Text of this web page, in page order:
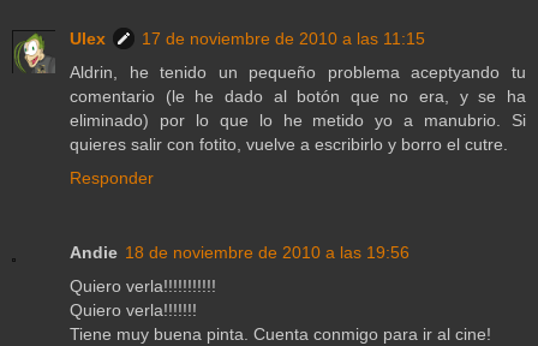
Ulex
17 de noviembre de 2010 a las 11:15
Aldrin, he tenido un pequeño problema aceptyando tu
comentario (le he dado al botón que no era, y se ha
eliminado) por lo que lo he metido yo a manubrio. Si
quieres salir con fotito, vuelve a escribirlo y borro el cutre.
Responder
Andie 18 de noviembre de 2010 a las 19:56
Quiero verla!!!!!!!!!!!
Quiero verla!!!!!!!
Tiene muy buena pinta. Cuenta conmigo para ir al cine!